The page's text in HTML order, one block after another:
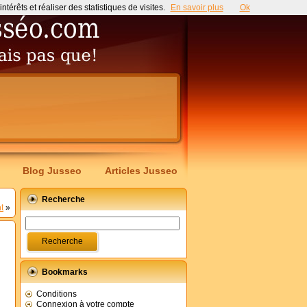
Blog Jusseo Articles Jusseo
»
Recherche
Bookmarks
Conditions
Connexion à votre compte
et réaliser des statistiques de visites. En savoir plus Ok